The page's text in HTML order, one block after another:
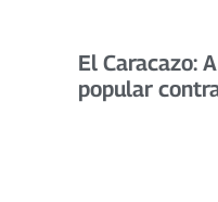
El Caracazo:
popular